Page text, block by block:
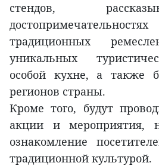
стендов,
традиционных
уникальных
особой кухне, а также
регионов страны.
Кроме того, будут
акции и мероприятия,
ознакомление
традиционной культурой.